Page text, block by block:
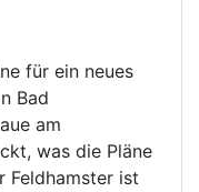
für ein neues
Bad
am
was die Pläne
Feldhamster ist